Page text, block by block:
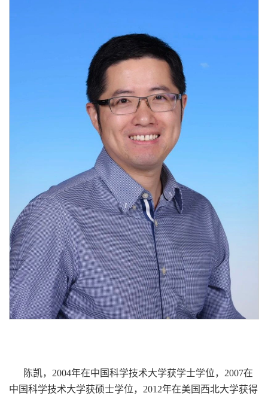
陈凯，2004年在中国科学技术大学获学士学位，2007在
中国科学技术大学获硕士学位，2012年在美国西北大学获得